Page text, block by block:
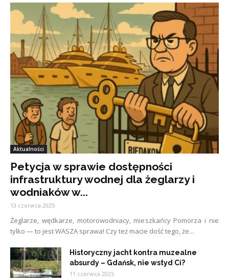
Aktualności
Petycja w sprawie dostępności
infrastruktury wodnej dla żeglarzy i
wodniaków w...
13 czerwca 2025
Żeglarze, wędkarze, motorowodniacy, mieszkańcy Pomorza i nie
tylko — to jest WASZA sprawa! Czy też macie dość tego, że...
Historyczny jacht kontra muzealne
absurdy – Gdańsk, nie wstyd Ci?
11 czerwca 2025